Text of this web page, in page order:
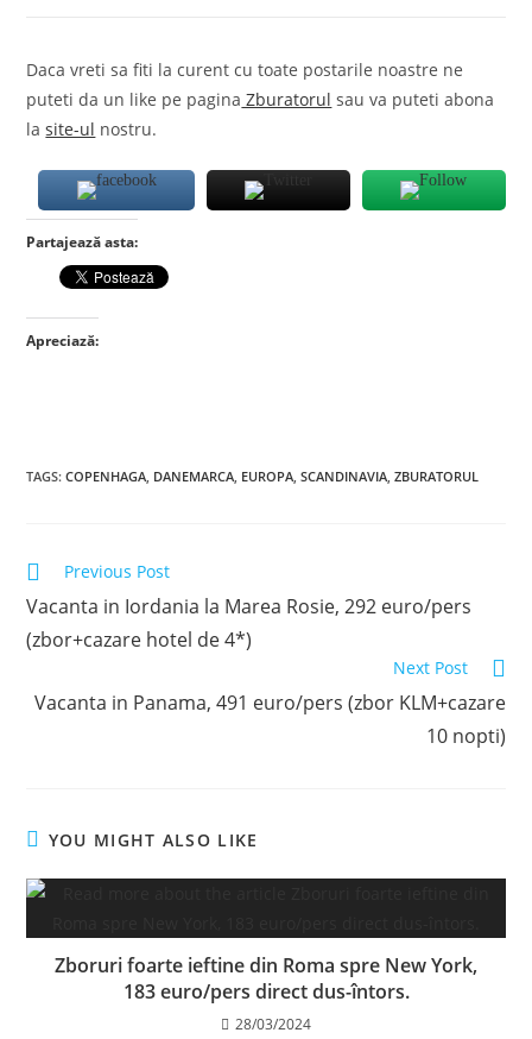
Daca vreti sa fiti la curent cu toate postarile noastre ne
puteti da un like pe pagina Zburatorul sau va puteti abona
lasite-ul nostru.
Partajează asta:
Apreciază:
TAGS:COPENHAGA, DANEMARCA, EUROPA, SCANDINAVIA, ZBURATORUL
Read
articles
Previous Post
Vacanta in Iordania la Marea Rosie, 292 euro/pers
(zbor+cazare hotel de 4*)
Next Post
Vacanta in Panama, 491 euro/pers (zbor KLM+cazare
10 nopti)
YOU MIGHT ALSO LIKE
Zboruri foarte ieftine din Roma spre New York,
183 euro/pers direct dus-întors.
28/03/2024